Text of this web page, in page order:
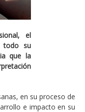
TI
el
todo su
que la
en su proceso de
e impacto en su